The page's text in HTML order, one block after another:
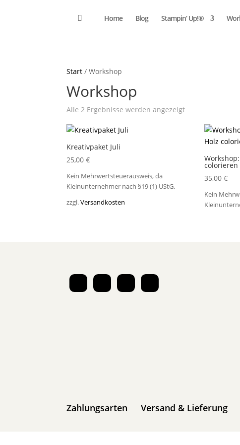
Home Blog Stampin‘ Up!®
Start / Workshop
Workshop
Alle 2 Ergebnisse werden angezeigtNach
sortiert
Kreativpaket Juli
25,00€
Kein Mehrwertsteuerausweis, da
Kleinunternehmer nach §19 (1) UStG.
zzgl.Versandkosten
colorieren
35,00€
Kein
Zahlungsarten Versand & Lieferung